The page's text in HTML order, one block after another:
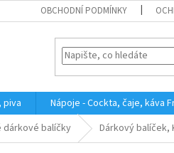
OBCHODNÍ PODMÍNKY
piva Nápoje - Cockta, čaje, káva
dárkové balíčky Dárkový balíček,